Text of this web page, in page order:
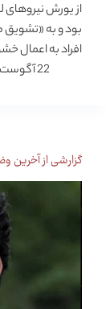
از یورش
بود و به
افراد به اعمال
22 آگوست, 2023
گزارشی از آخرین